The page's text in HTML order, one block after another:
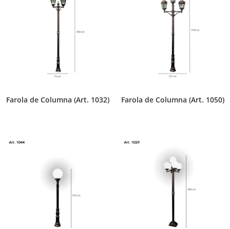
Farola de Columna (Art. 1032) Farola de Columna (Art. 1050)